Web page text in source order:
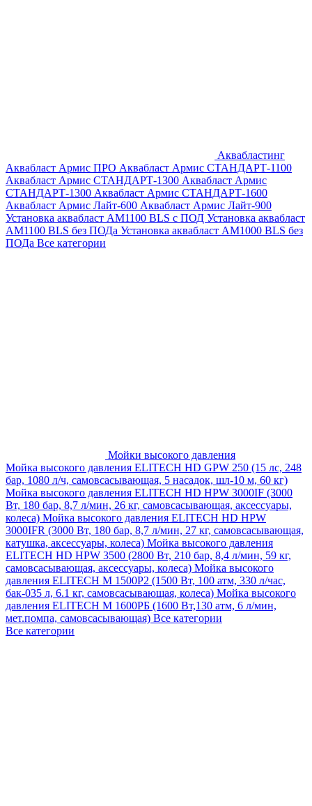
Аквабластинг
Аквабласт Армис ПРО Аквабласт Армис СТАНДАРТ-1100
Аквабласт Армис СТАНДАРТ-1300 Аквабласт Армис
СТАНДАРТ-1300 Аквабласт Армис СТАНДАРТ-1600
Аквабласт Армис Лайт-600 Аквабласт Армис Лайт-900
Установка аквабласт AM1100 BLS с ПОД Установка аквабласт
AM1100 BLS без ПОДа Установка аквабласт AM1000 BLS без
ПОДа Все категории
Мойки высокого давления
Мойка высокого давления ELITECH HD GPW 250 (15 лс, 248
бар, 1080 л/ч, самовсасывающая, 5 насадок, шл-10 м, 60 кг)
Мойка высокого давления ELITECH HD HPW 3000IF (3000
Вт, 180 бар, 8,7 л/мин, 26 кг, самовсасывающая, аксессуары,
колеса) Мойка высокого давления ELITECH HD HPW
3000IFR (3000 Вт, 180 бар, 8,7 л/мин, 27 кг, самовсасывающая,
катушка, аксессуары, колеса) Мойка высокого давления
ELITECH HD HPW 3500 (2800 Вт, 210 бар, 8,4 л/мин, 59 кг,
самовсасывающая, аксессуары, колеса) Мойка высокого
давления ELITECH M 1500P2 (1500 Вт, 100 атм, 330 л/час,
бак-035 л, 6.1 кг, самовсасывающая, колеса) Мойка высокого
давления ELITECH М 1600РБ (1600 Вт,130 атм, 6 л/мин,
мет.помпа, самовсасывающая) Все категории
Все категории